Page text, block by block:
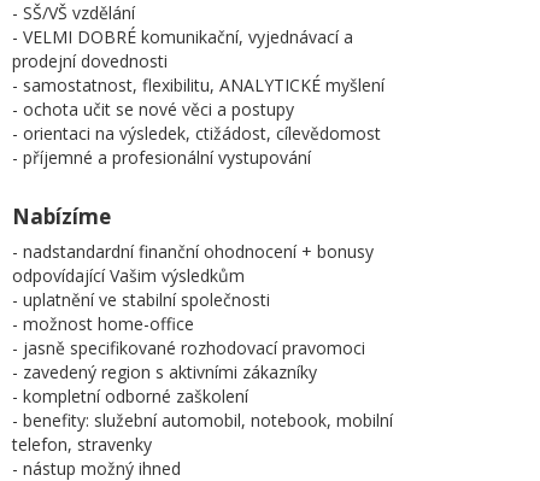
- SŠ/VŠ vzdělání
- VELMI DOBRÉ komunikační, vyjednávací a
prodejní dovednosti
- samostatnost, flexibilitu, ANALYTICKÉ myšlení
- ochota učit se nové věci a postupy
- orientaci na výsledek, ctižádost, cílevědomost
- příjemné a profesionální vystupování
Nabízíme
- nadstandardní finanční ohodnocení + bonusy
odpovídající Vašim výsledkům
- uplatnění ve stabilní společnosti
- možnost home-office
- jasně specifikované rozhodovací pravomoci
- zavedený region s aktivními zákazníky
- kompletní odborné zaškolení
- benefity: služební automobil, notebook, mobilní
telefon, stravenky
- nástup možný ihned